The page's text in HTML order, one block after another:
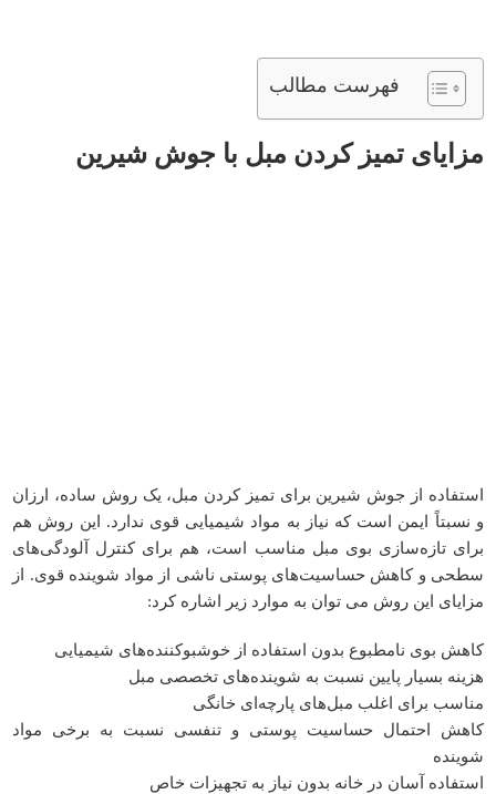
فهرست مطالب
مزایای تمیز کردن مبل با جوش شیرین
استفاده از جوش شیرین برای تمیز کردن مبل، یک روش ساده، ارزان
و نسبتاً ایمن است که نیاز به مواد شیمیایی قوی ندارد. این روش هم
برای تازه‌سازی بوی مبل مناسب است، هم برای کنترل آلودگی‌های
سطحی و کاهش حساسیت‌های پوستی ناشی از مواد شوینده قوی. از
مزایای این روش می توان به موارد زیر اشاره کرد:
کاهش بوی نامطبوع بدون استفاده از خوشبوکننده‌های شیمیایی
هزینه بسیار پایین نسبت به شوینده‌های تخصصی مبل
مناسب برای اغلب مبل‌های پارچه‌ای خانگی
کاهش احتمال حساسیت پوستی و تنفسی نسبت به برخی مواد
شوینده
استفاده آسان در خانه بدون نیاز به تجهیزات خاص